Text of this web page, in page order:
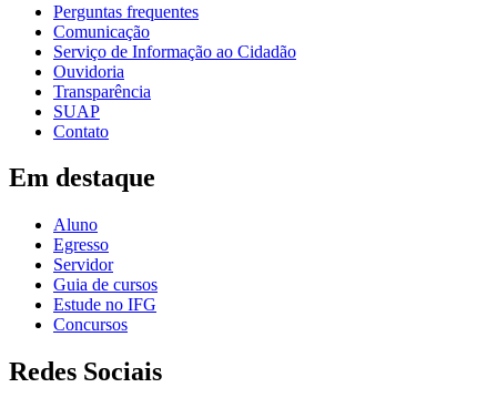
Perguntas frequentes
Comunicação
Serviço de Informação ao Cidadão
Ouvidoria
Transparência
SUAP
Contato
Em destaque
Aluno
Egresso
Servidor
Guia de cursos
Estude no IFG
Concursos
Redes Sociais